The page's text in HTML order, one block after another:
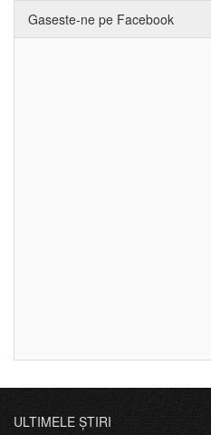
Gaseste-ne pe Facebook
ULTIMELE ȘTIRI